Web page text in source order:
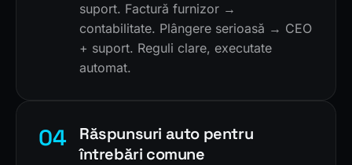
suport. Factură furnizor →
contabilitate. Plângere serioasă → CEO
+ suport. Reguli clare, executate
automat.
04
Răspunsuri auto pentru
întrebări comune